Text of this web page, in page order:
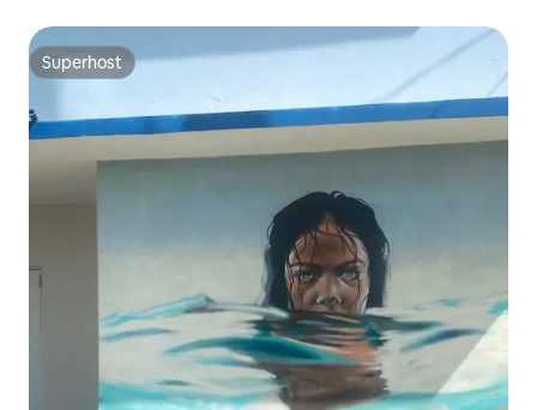
Superhost
Superhost